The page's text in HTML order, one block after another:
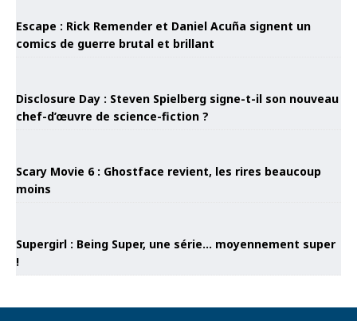
Escape : Rick Remender et Daniel Acuña signent un
comics de guerre brutal et brillant
Disclosure Day : Steven Spielberg signe-t-il son nouveau
chef-d’œuvre de science-fiction ?
Scary Movie 6 : Ghostface revient, les rires beaucoup
moins
Supergirl : Being Super, une série… moyennement super
!